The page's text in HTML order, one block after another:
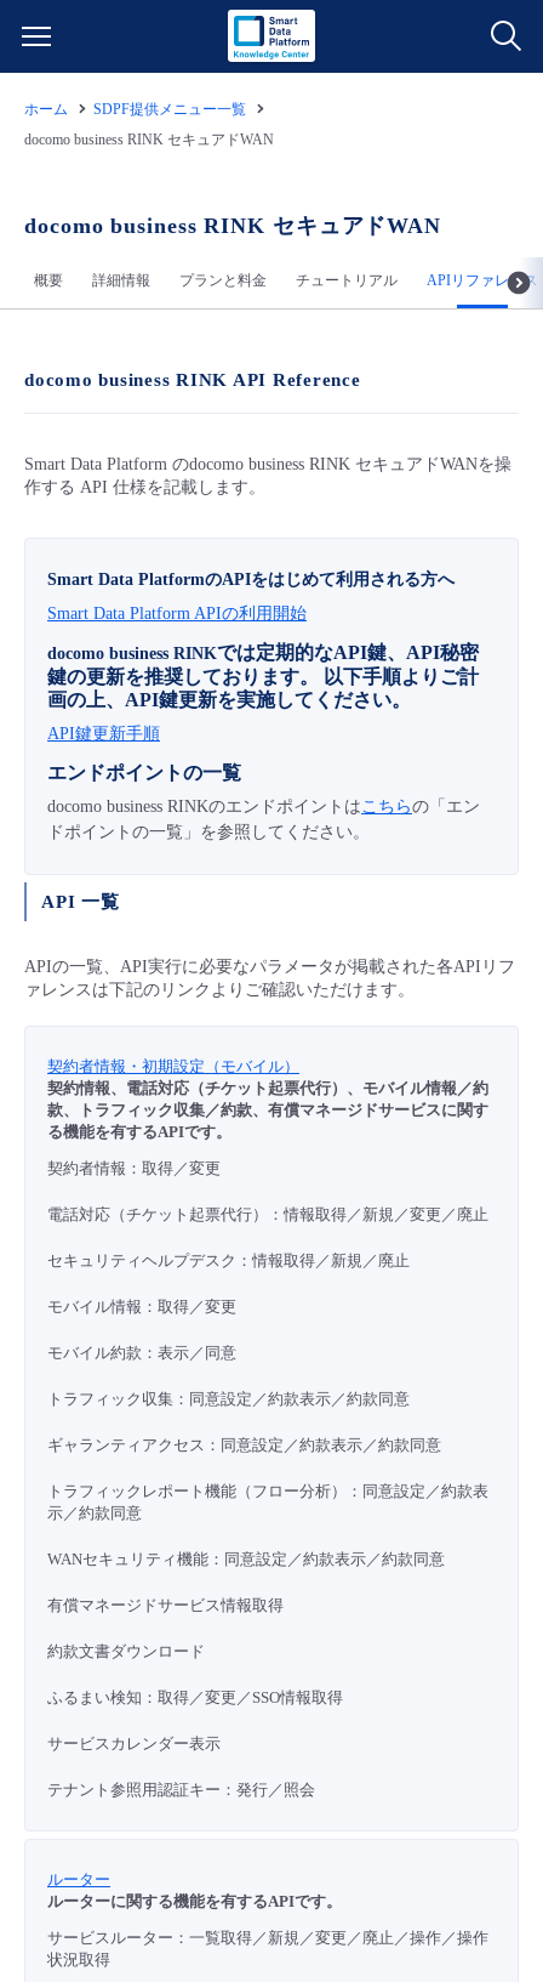
サービス一覧
モニタリング/監査
サポート
管理機能
すべてのメニューを見る
IoT
モニタリング/監査
サポート
管理機能
すべてのメニューを見る
クラウド/サーバー
ネットワーク
IoT
モニタリング/監査
サポート
すべてのメニューを見る
- 管理機能
- 新規お申し込み方法
- 初期設定・確認
- 登録情報の管理
- APIリファレンス
■ 基本構築ガイド
- Flexible InterConnect
- vUTM2
- バックアップ
- セキュリティ・監査
- データと分析
- IoT
- マルチクラウド利用
- リモートワーク
- ITインフラストラクチャー
故障/メンテナンス情報
サービス稼働状況
故障/メンテナンス履歴
メンテナンス予定
定期メンテナンス
販売パートナー向けプログラム
協業パートナー
トレーニング/操作動画
脱炭素化
ホーム
SDPF提供メニュー一覧
docomo business RINK セキュアドWAN
docomo business RINK セキュアドWAN
概要 詳細情報 プランと料金 チュートリアル APIリファレンス
docomo business RINK API Reference
Smart Data Platform のdocomo business RINK セキュアドWANを操
作する API 仕様を記載します。
Smart Data PlatformのAPIをはじめて利用される方へ
Smart Data Platform APIの利用開始
docomo business RINKでは定期的なAPI鍵、API秘密
鍵の更新を推奨しております。 以下手順よりご計
画の上、API鍵更新を実施してください。
API鍵更新手順
エンドポイントの一覧
docomo business RINKのエンドポイントはこちらの「エン
ドポイントの一覧」を参照してください。
API 一覧
APIの一覧、API実行に必要なパラメータが掲載された各APIリフ
ァレンスは下記のリンクよりご確認いただけます。
契約者情報・初期設定（モバイル）
契約情報、電話対応（チケット起票代行）、モバイル情報／約
款、トラフィック収集／約款、有償マネージドサービスに関す
る機能を有するAPIです。
契約者情報：取得／変更
電話対応（チケット起票代行）：情報取得／新規／変更／廃止
セキュリティヘルプデスク：情報取得／新規／廃止
モバイル情報：取得／変更
モバイル約款：表示／同意
トラフィック収集：同意設定／約款表示／約款同意
ギャランティアクセス：同意設定／約款表示／約款同意
トラフィックレポート機能（フロー分析）：同意設定／約款表
示／約款同意
WANセキュリティ機能：同意設定／約款表示／約款同意
有償マネージドサービス情報取得
約款文書ダウンロード
ふるまい検知：取得／変更／SSO情報取得
サービスカレンダー表示
テナント参照用認証キー：発行／照会
ルーター
ルーターに関する機能を有するAPIです。
サービスルーター：一覧取得／新規／変更／廃止／操作／操作
状況取得